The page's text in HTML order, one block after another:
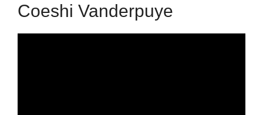
Coeshi Vanderpuye